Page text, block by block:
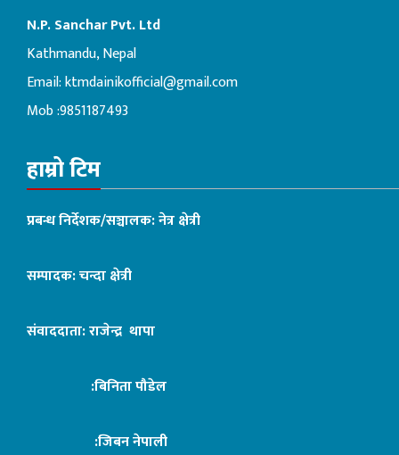
N.P. Sanchar Pvt. Ltd
Kathmandu, Nepal
Email:ktmdainikofficial@gmail.com
Mob :9851187493
हाम्रो टिम
प्रबन्ध निर्देशक/सञ्चालक: नेत्र क्षेत्री
सम्पादक: चन्दा क्षेत्री
संवाददाता: राजेन्द्र थापा
:बिनिता पौडेल
:जिबन नेपाली